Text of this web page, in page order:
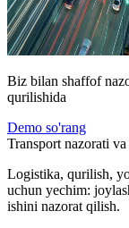
Biz bilan shaffof
qurilishida
Demo so'rang
Transport nazorati
Logistika, qurilish,
uchun yechim:
ishini nazorat qilish.